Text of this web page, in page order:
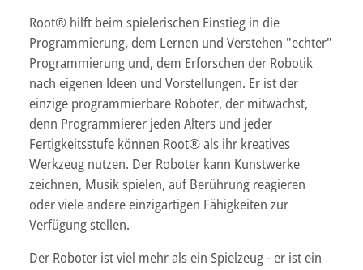
Root® hilft beim spielerischen Einstieg in die
Programmierung, dem Lernen und Verstehen "echter"
Programmierung und, dem Erforschen der Robotik
nach eigenen Ideen und Vorstellungen. Er ist der
einzige programmierbare Roboter, der mitwächst,
denn Programmierer jeden Alters und jeder
Fertigkeitsstufe können Root® als ihr kreatives
Werkzeug nutzen. Der Roboter kann Kunstwerke
zeichnen, Musik spielen, auf Berührung reagieren
oder viele andere einzigartigen Fähigkeiten zur
Verfügung stellen.
Der Roboter ist viel mehr als ein Spielzeug - er ist ein